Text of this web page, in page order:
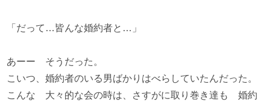
「だって…皆んな婚約者と…」
あーー そうだった。
こいつ、婚約者のいる男ばかりはべらしていたんだった。
こんな 大々的な会の時は、さすがに取り巻き達も 婚約